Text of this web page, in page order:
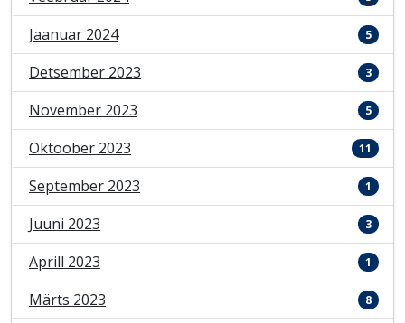
Jaanuar 2024 5
Detsember 2023 3
November 2023 5
Oktoober 2023 11
September 2023 1
Juuni 2023 3
Aprill 2023 1
Märts 2023 8